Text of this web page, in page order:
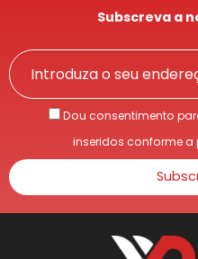
Subscreva a
Dou consentimento
inseridos conforme a